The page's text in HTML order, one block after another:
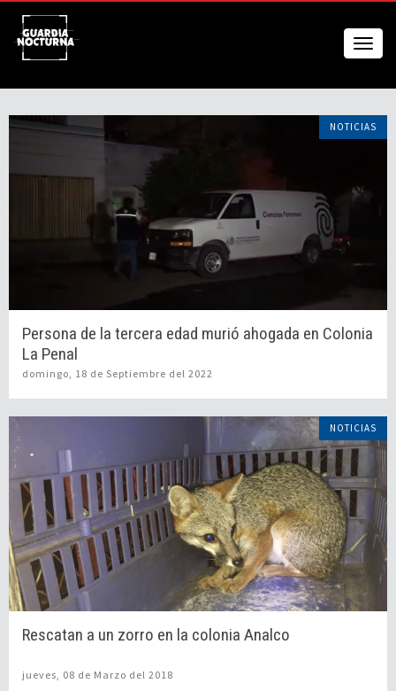
NOTICIAS
Persona de la tercera edad murió ahogada en Colonia
La Penal
domingo, 18 de Septiembre del 2022
NOTICIAS
Rescatan a un zorro en la colonia Analco
jueves, 08 de Marzo del 2018